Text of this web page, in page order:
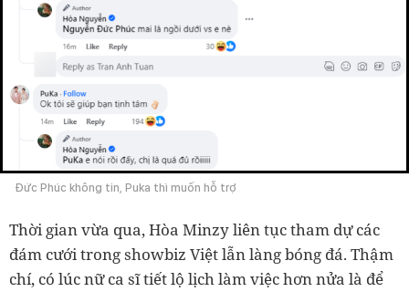
Đức Phúc không tin, Puka thì muốn hỗ trợ
Thời gian vừa qua, Hòa Minzy liên tục tham dự các
đám cưới trong showbiz Việt lẫn làng bóng đá. Thậm
chí, có lúc nữ ca sĩ tiết lộ lịch làm việc hơn nửa là để